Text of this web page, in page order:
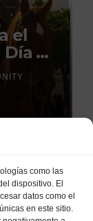
como las
dispositivo. El
datos como el
en este sitio.
el
de
por
del